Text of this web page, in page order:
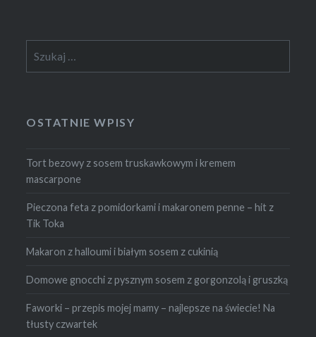
OSTATNIE WPISY
Tort bezowy z sosem truskawkowym i kremem
mascarpone
Pieczona feta z pomidorkami i makaronem penne – hit z
Tik Toka
Makaron z halloumi i białym sosem z cukinią
Domowe gnocchi z pysznym sosem z gorgonzolą i gruszką
Faworki – przepis mojej mamy – najlepsze na świecie! Na
tłusty czwartek